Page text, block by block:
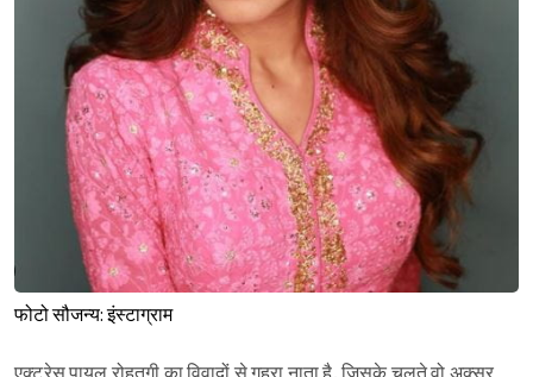
फोटो सौजन्य: इंस्टाग्राम